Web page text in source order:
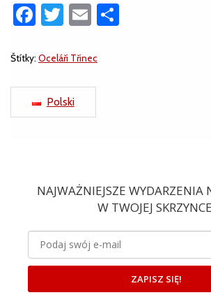
Facebook
Twitter
Email
Štítky: Oceláři Třinec
Polski
NAJWAŻNIEJSZE WYDARZENIA
W TWOJEJ
ZAPISZ SIĘ!